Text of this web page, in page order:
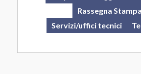
Rassegna Stampa
Servizi/uffici tecnici